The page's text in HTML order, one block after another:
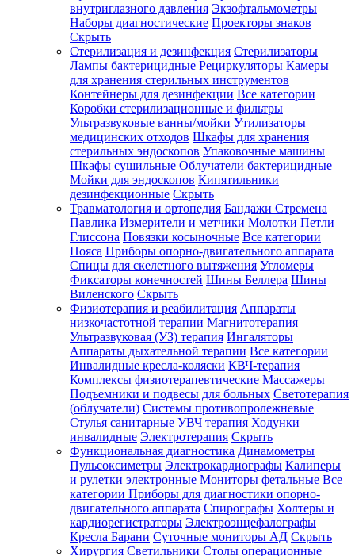
внутриглазного давления Экзофтальмометры
Наборы диагностические Проекторы знаков
Скрыть
Стерилизация и дезинфекция Стерилизаторы
Лампы бактерицидные Рециркуляторы Камеры
для хранения стерильных инструментов
Контейнеры для дезинфекции Все категории
Коробки стерилизационные и фильтры
Ультразвуковые ванны/мойки Утилизаторы
медицинских отходов Шкафы для хранения
стерильных эндоскопов Упаковочные машины
Шкафы сушильные Облучатели бактерицидные
Мойки для эндоскопов Кипятильники
дезинфекционные Скрыть
Травматология и ортопедия Бандажи Стремена
Павлика Измерители и метчики Молотки Петли
Глиссона Повязки косыночные Все категории
Пояса Приборы опорно-двигательного аппарата
Спицы для скелетного вытяжения Угломеры
Фиксаторы конечностей Шины Беллера Шины
Виленского Скрыть
Физиотерапия и реабилитация Аппараты
низкочастотной терапии Магнитотерапия
Ультразвуковая (УЗ) терапия Ингаляторы
Аппараты дыхательной терапии Все категории
Инвалидные кресла-коляски КВЧ-терапия
Комплексы физиотерапевтические Массажеры
Подъемники и подвесы для больных Светотерапия
(облучатели) Системы противопролежневые
Стулья санитарные УВЧ терапия Ходунки
инвалидные Электротерапия Скрыть
Функциональная диагностика Динамометры
Пульсоксиметры Электрокардиографы Калиперы
и рулетки электронные Мониторы фетальные Все
категории Приборы для диагностики опорно-
двигательного аппарата Спирографы Холтеры и
кардиорегистраторы Электроэнцефалографы
Кресла Барани Суточные мониторы АД Скрыть
Хирургия Светильники Столы операционные